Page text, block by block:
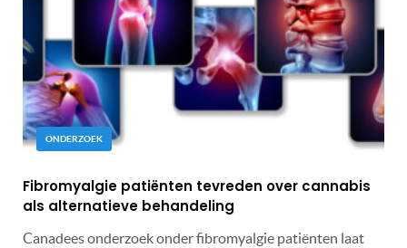
ONDERZOEK
Fibromyalgie patiënten tevreden over cannabis
als alternatieve behandeling
Canadees onderzoek onder fibromyalgie patiënten laat